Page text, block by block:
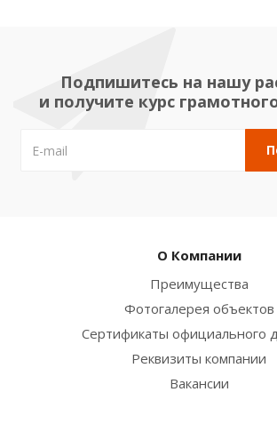
Подпишитесь на нашу
и получите курс
О Компании
Преимущества
Фотогалерея объектов
Сертификаты официального
Реквизиты компании
Вакансии